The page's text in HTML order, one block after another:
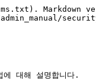
Markdown
대해 설명합니다.